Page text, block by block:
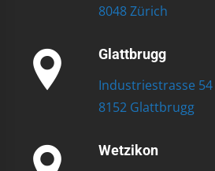
8048 Zürich
Glattbrugg
Industriestrasse 54
8152 Glattbrugg
Wetzikon